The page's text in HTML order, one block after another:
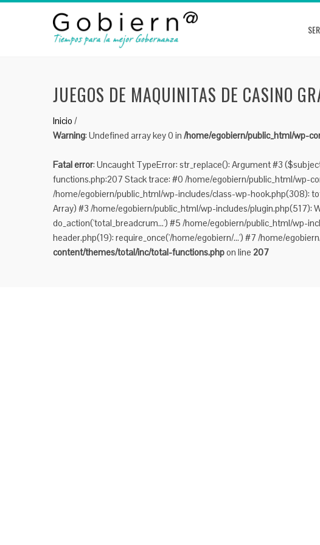
JUEGOS DE MAQUINITAS DE CASINO
Inicio /
Warning: Undefined array key 0 in /home/egobiern/public_html/wp-
Fatal error: Uncaught TypeError: str_replace(): Argument #3
functions.php:207 Stack trace: #0 /home/egobiern/public_html/wp-
/home/egobiern/public_html/wp-includes/class-wp-hook.php(308):
Array) #3 /home/egobiern/public_html/wp-includes/
do_action('total_breadcrum...') #5 /home/egobiern/public_html/wp-
header.php(19): require_once('/home/egobiern/...') #7 /home/
content/themes/total/inc/total-functions.phpon line 207